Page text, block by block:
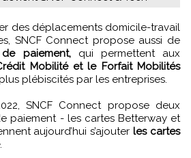
SNCF Connect propose aussi de
paiement,qui permettent aux
Mobilité et le Forfait Mobilités
plébiscités par les entreprises.
SNCF Connect propose deux
paiement - les cartes Betterway et
aujourd’hui s’ajouter les cartes
.